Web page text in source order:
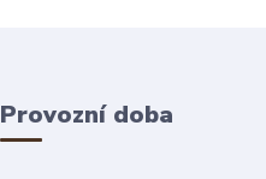
Provozní doba